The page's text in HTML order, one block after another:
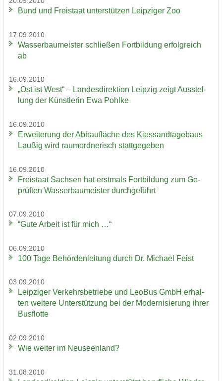
Bund und Frei­staat un­ter­stüt­zen Leip­zi­ger Zoo
17.09.2010
Was­ser­bau­meis­ter schlie­ßen Fort­bil­dung er­folg­reich
ab
16.09.2010
„Ost ist West“ – Lan­des­di­rek­ti­on Leip­zig zeigt Aus­stel­
lung der Künst­le­rin Ewa Pohl­ke
16.09.2010
Er­wei­te­rung der Ab­bau­flä­che des Kies­sand­ta­ge­baus
Lau­ßig wird raum­ord­ne­risch statt­ge­ge­ben
16.09.2010
Frei­staat Sach­sen hat erst­mals Fort­bil­dung zum Ge­
prüf­ten Was­ser­bau­meis­ter durch­ge­führt
07.09.2010
“Gute Ar­beit ist für mich …“
06.09.2010
100 Tage Be­hör­den­lei­tung durch Dr. Mi­cha­el Feist
03.09.2010
Leip­zi­ger Ver­kehrs­be­trie­be und LeoBus GmbH er­hal­
ten wei­te­re Un­ter­stüt­zung bei der Mo­der­ni­sie­rung ihrer
Bus­flot­te
02.09.2010
Wie wei­ter im Neu­seen­land?
31.08.2010